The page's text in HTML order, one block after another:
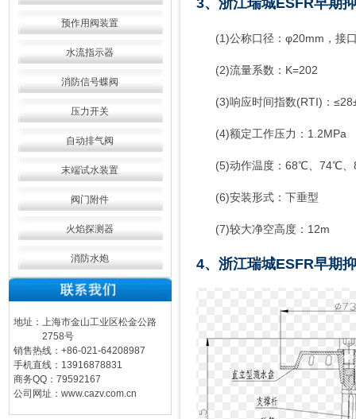
预作用阀装置
水流指示器
消防信号蝶阀
压力开关
自动排气阀
末端试水装置
阀门附件
火焰探测器
消防水炮
地址：上海市金山工业区松金公路
2758号
销售热线：+86-021-64208987
手机直线：13916878831
商务QQ：79592167
公司网址：www.cazv.com.cn
3、浙江瑞城ESFR早期
(1)公称口径：φ20mm，接口
(2)流量系数：K=202
(3)响应时间指数(RTI)：
(4)额定工作压力：1.2MPa
(5)动作温度：68℃、74℃
(6)安装形式：下垂型
(7)较大净空高度：12m
4、浙江瑞城ESFR早期